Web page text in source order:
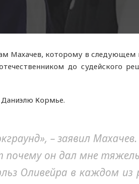
Махачев, которому в следующем
до судейского
Кормье.
– заявил
он дал мне
Оливейра в каждом из